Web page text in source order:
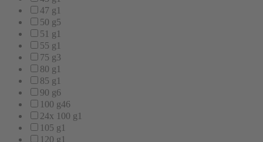
47 g1
50 g5
51 g1
55 g1
75 g3
80 g1
85 g1
90 g6
100 g46
24x 100 g1
105 g1
120 g1